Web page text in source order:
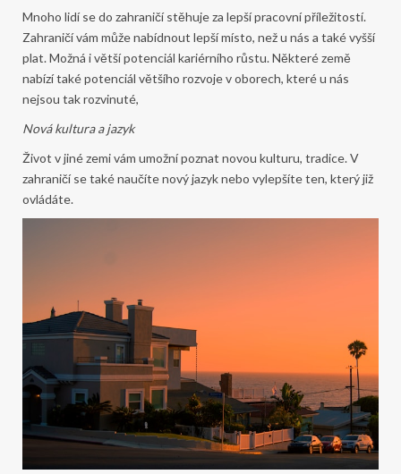
Mnoho lidí se do zahraničí stěhuje za lepší pracovní příležitostí.
Zahraničí vám může nabídnout lepší místo, než u nás a také vyšší
plat. Možná i větší potenciál kariérního růstu. Některé země
nabízí také potenciál většího rozvoje v oborech, které u nás
nejsou tak rozvinuté,
Nová kultura a jazyk
Život v jiné zemi vám umožní poznat novou kulturu, tradice. V
zahraničí se také naučíte nový jazyk nebo vylepšíte ten, který již
ovládáte.